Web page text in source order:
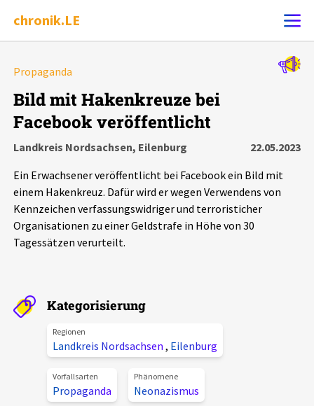
chronik.LE
Chronik
Leipziger Zustände
Schlaglichter
Aktuelles
Veranstaltungen
Über uns
Propaganda
Bild mit Hakenkreuze bei
Facebook veröffentlicht
Landkreis Nordsachsen, Eilenburg
22.05.2023
Ein Erwachsener veröffentlicht bei Facebook ein Bild mit
einem Hakenkreuz. Dafür wird er wegen Verwendens von
Kennzeichen verfassungswidriger und terroristicher
Organisationen zu einer Geldstrafe in Höhe von 30
Tagessätzen verurteilt.
Kategorisierung
Regionen
Landkreis Nordsachsen , Eilenburg
Vorfallsarten
Propaganda
Phänomene
Neonazismus
Alle Ereignisse
7502 Ereignisse
Ereignisse Statistik